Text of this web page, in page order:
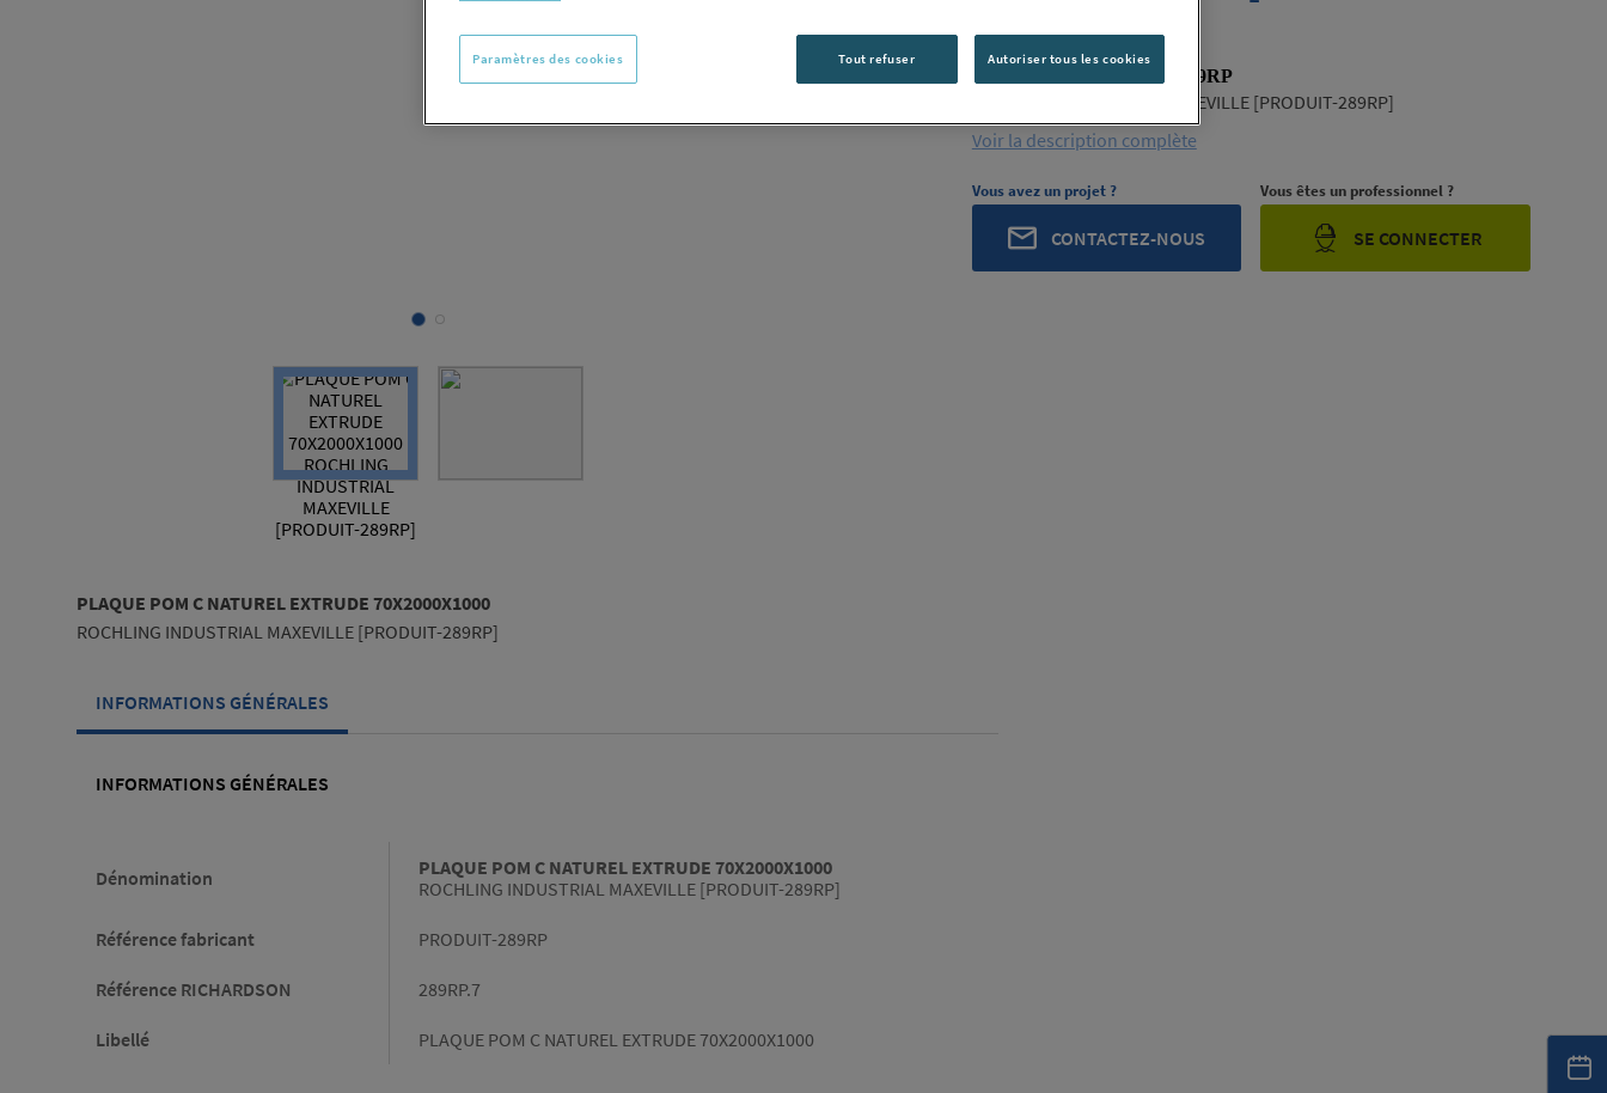
289RP]
ROCHLING PRODUIT-289RP
ROCHLING INDUSTRIAL MAXEVILLE [PRODUIT-289RP]
Voir la description complète
Vous avez un projet ?
CONTACTEZ-NOUS
Vous êtes un professionnel ?
SE CONNECTER
PLAQUE POM C NATUREL EXTRUDE 70X2000X1000
ROCHLING INDUSTRIAL MAXEVILLE [PRODUIT-289RP]
INFORMATIONS GÉNÉRALES
INFORMATIONS GÉNÉRALES
Dénomination
PLAQUE POM C NATUREL EXTRUDE 70X2000X1000
ROCHLING INDUSTRIAL MAXEVILLE [PRODUIT-289RP]
Référence fabricant PRODUIT-289RP
Référence RICHARDSON 289RP.7
Libellé PLAQUE POM C NATUREL EXTRUDE 70X2000X1000
Tout refuser Autoriser tous les cookies
Paramètres des cookies